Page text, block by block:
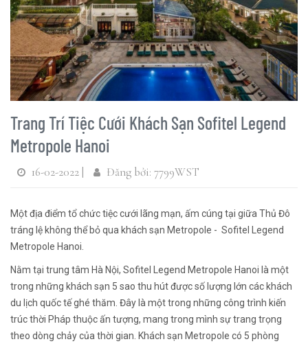
Trang Trí Tiệc Cưới Khách Sạn Sofitel Legend
Metropole Hanoi
16-02-2022 | Đăng bởi: 7799WST
Một địa điểm tổ chức tiệc cưới lãng mạn, ấm cúng tại giữa Thủ Đô
tráng lệ không thể bỏ qua khách sạn Metropole - Sofitel Legend
Metropole Hanoi.
Nằm tại trung tâm Hà Nội, Sofitel Legend Metropole Hanoi là một
trong những khách sạn 5 sao thu hút được số lượng lớn các khách
du lịch quốc tế ghé thăm. Đây là một trong những công trình kiến
trúc thời Pháp thuộc ấn tượng, mang trong mình sự trang trọng
theo dòng chảy của thời gian. Khách sạn Metropole có 5 phòng